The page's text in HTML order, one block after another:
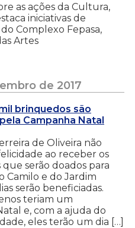
as ações da Cultura,
iniciativas de
Complexo Fepasa,
Artes
de 2017
brinquedos são
Campanha Natal
de Oliveira não
ao receber os
serão doados para
Camilo e do Jardim
serão beneficiadas.
teriam um
e, com a ajuda do
eles terão um dia […]